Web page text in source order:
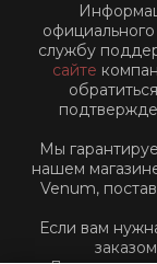
службу
сайте
Мы
нашем
Venum,
Если вам